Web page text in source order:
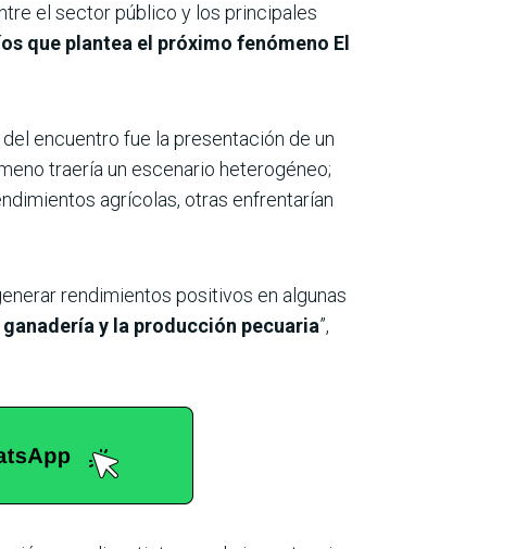
el sector público y los principales
que plantea el próximo fenómeno El
encuentro fue la presentación de un
traería un escenario heterogéneo;
agrícolas, otras enfrentarían
rendimientos positivos en algunas
y la producción pecuaria”,